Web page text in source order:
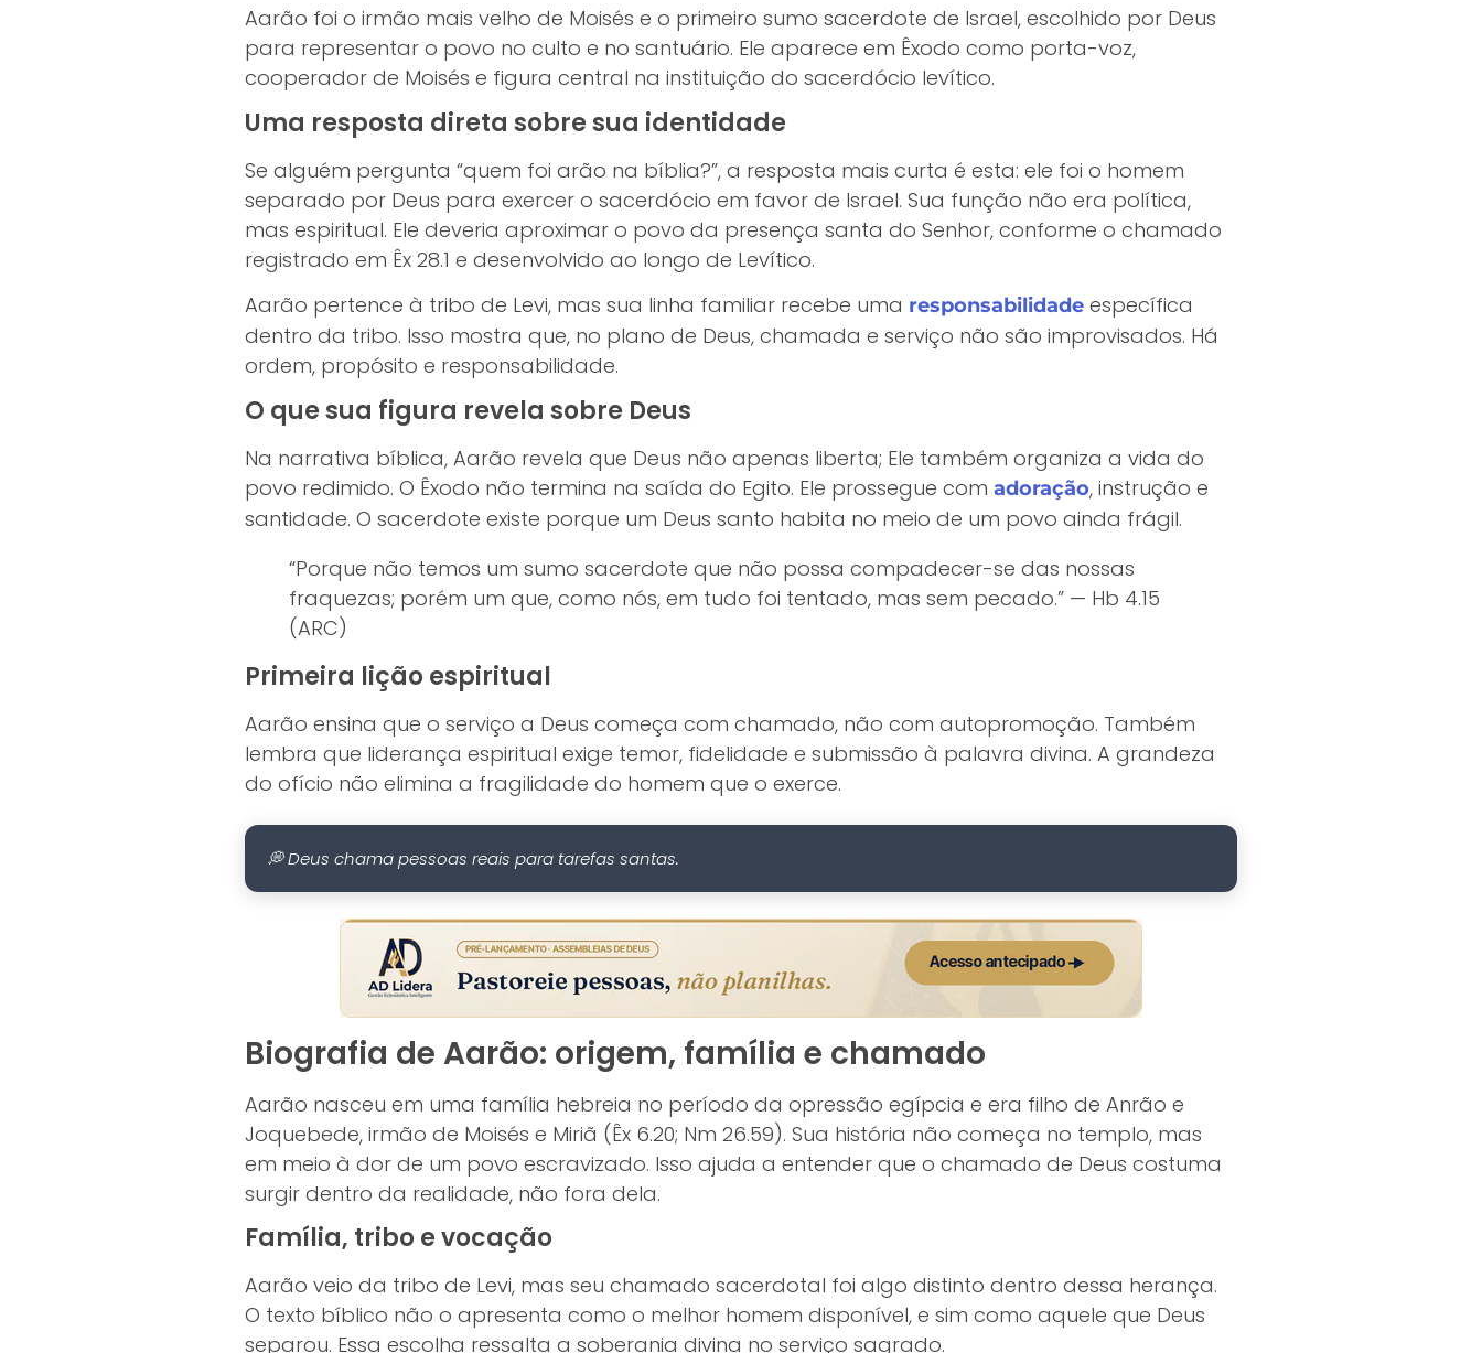
Aarão foi o irmão mais velho de Moisés e o primeiro sumo sacerdote de Israel, escolhido por Deus
para representar o povo no culto e no santuário. Ele aparece em Êxodo como porta-voz,
cooperador de Moisés e figura central na instituição do sacerdócio levítico.
Uma resposta direta sobre sua identidade
Se alguém pergunta “quem foi arão na bíblia?”, a resposta mais curta é esta: ele foi o homem
separado por Deus para exercer o sacerdócio em favor de Israel. Sua função não era política,
mas espiritual. Ele deveria aproximar o povo da presença santa do Senhor, conforme o chamado
registrado em Êx 28.1 e desenvolvido ao longo de Levítico.
Aarão pertence à tribo de Levi, mas sua linha familiar recebe uma responsabilidade específica
dentro da tribo. Isso mostra que, no plano de Deus, chamada e serviço não são improvisados. Há
ordem, propósito e responsabilidade.
O que sua figura revela sobre Deus
Na narrativa bíblica, Aarão revela que Deus não apenas liberta; Ele também organiza a vida do
povo redimido. O Êxodo não termina na saída do Egito. Ele prossegue com adoração, instrução e
santidade. O sacerdote existe porque um Deus santo habita no meio de um povo ainda frágil.
“Porque não temos um sumo sacerdote que não possa compadecer-se das nossas
fraquezas; porém um que, como nós, em tudo foi tentado, mas sem pecado.” — Hb 4.15
(ARC)
Primeira lição espiritual
Aarão ensina que o serviço a Deus começa com chamado, não com autopromoção. Também
lembra que liderança espiritual exige temor, fidelidade e submissão à palavra divina. A grandeza
do ofício não elimina a fragilidade do homem que o exerce.
💭 Deus chama pessoas reais para tarefas santas.
Biografia de Aarão: origem, família e chamado
Aarão nasceu em uma família hebreia no período da opressão egípcia e era filho de Anrão e
Joquebede, irmão de Moisés e Miriã (Êx 6.20; Nm 26.59). Sua história não começa no templo, mas
em meio à dor de um povo escravizado. Isso ajuda a entender que o chamado de Deus costuma
surgir dentro da realidade, não fora dela.
Família, tribo e vocação
Aarão veio da tribo de Levi, mas seu chamado sacerdotal foi algo distinto dentro dessa herança.
O texto bíblico não o apresenta como o melhor homem disponível, e sim como aquele que Deus
separou. Essa escolha ressalta a soberania divina no serviço sagrado.